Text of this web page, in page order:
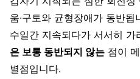
움·구토와 균형장애가 동반
수일간 지속되다가 서서히 가
은 보통 동반되지 않는 점이
별점입니다.